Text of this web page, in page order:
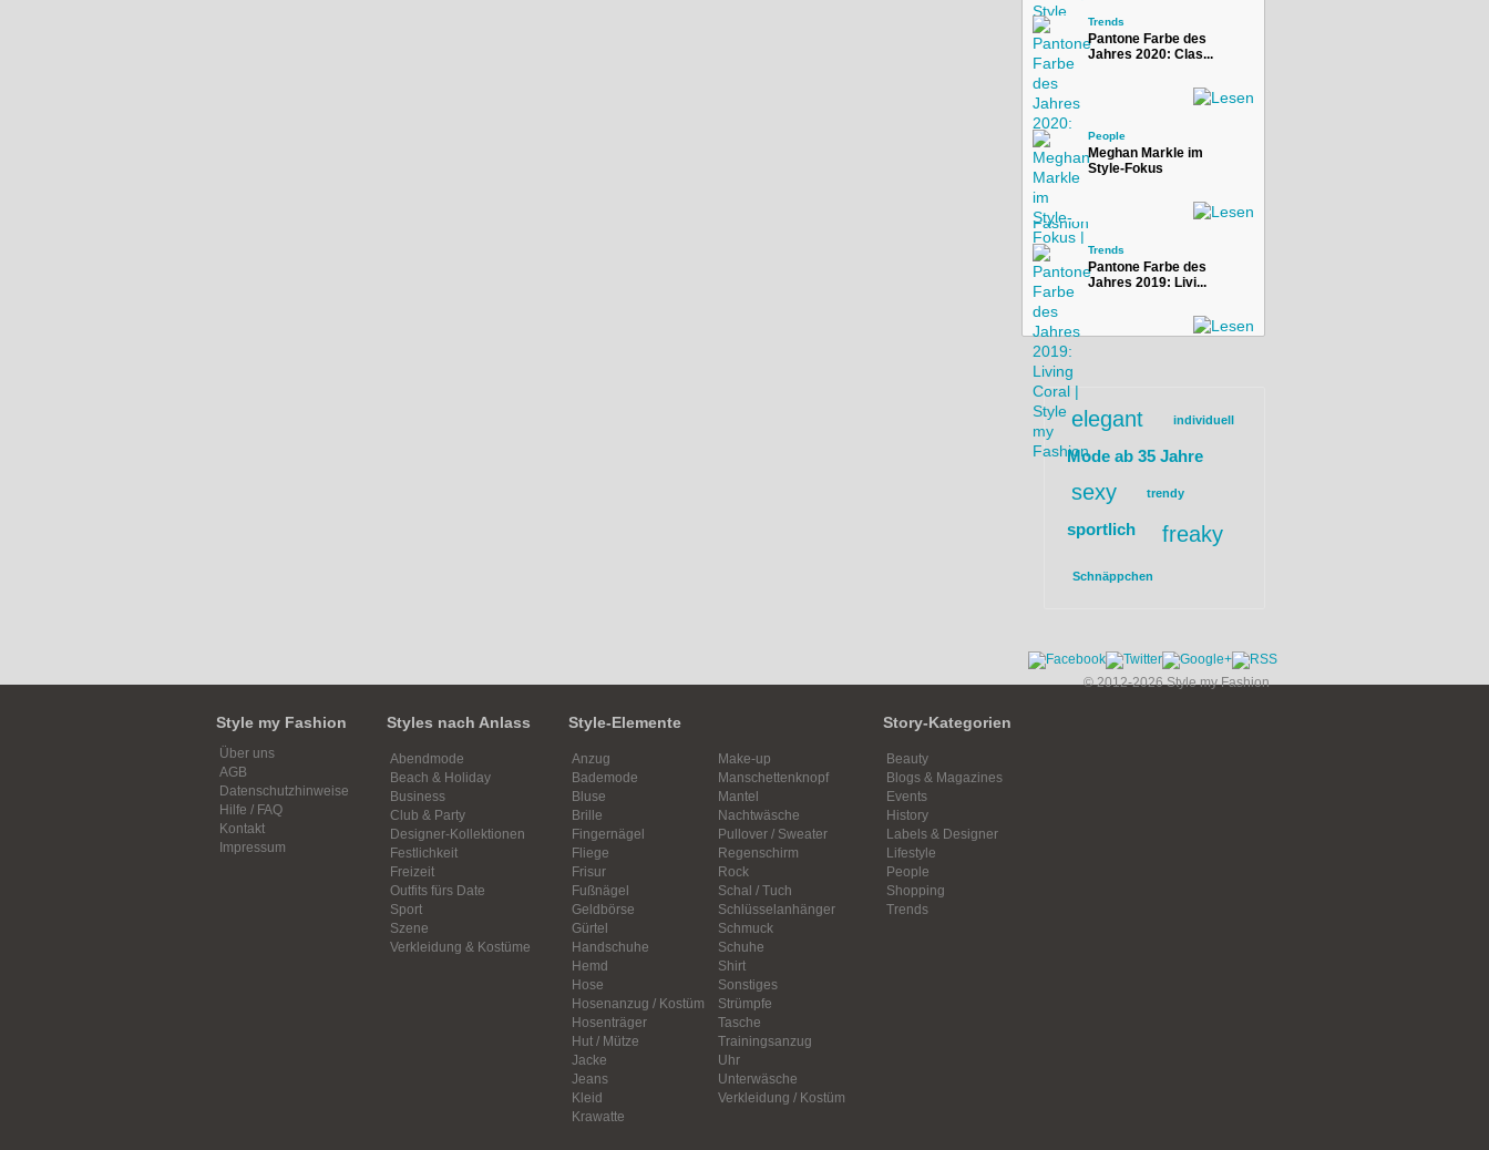
Trends
Pantone Farbe des
Jahres 2020: Clas...
People
Meghan Markle im
Style-Fokus
Trends
Pantone Farbe des
Jahres 2019: Livi...
elegant individuell
Mode ab 35 Jahre
sexy trendy
sportlich freaky
Schnäppchen
© 2012-2026 Style my Fashion
Style my Fashion
Über uns
AGB
Datenschutzhinweise
Hilfe / FAQ
Kontakt
Impressum
Styles nach Anlass
Abendmode
Beach & Holiday
Business
Club & Party
Designer-Kollektionen
Festlichkeit
Freizeit
Outfits fürs Date
Sport
Szene
Verkleidung & Kostüme
Style-Elemente
Anzug
Bademode
Bluse
Brille
Fingernägel
Fliege
Frisur
Fußnägel
Geldbörse
Gürtel
Handschuhe
Hemd
Hose
Hosenanzug / Kostüm
Hosenträger
Hut / Mütze
Jacke
Jeans
Kleid
Krawatte
Make-up
Manschettenknopf
Mantel
Nachtwäsche
Pullover / Sweater
Regenschirm
Rock
Schal / Tuch
Schlüsselanhänger
Schmuck
Schuhe
Shirt
Sonstiges
Strümpfe
Tasche
Trainingsanzug
Uhr
Unterwäsche
Verkleidung / Kostüm
Story-Kategorien
Beauty
Blogs & Magazines
Events
History
Labels & Designer
Lifestyle
People
Shopping
Trends